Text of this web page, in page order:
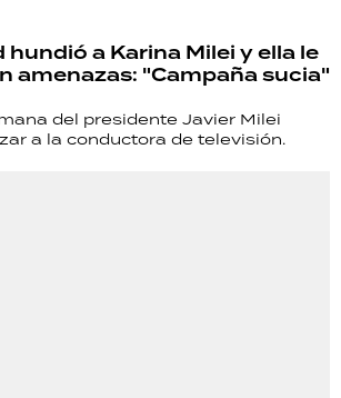
hundió a Karina Milei y ella le
amenazas: "Campaña sucia"
del presidente Javier Milei
a la conductora de televisión.